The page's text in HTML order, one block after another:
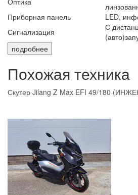
Приборная панель
LED,
Сигнализация
С
подробнее
Похожая техника
Скутер Jilang Z Max EFI 49/180